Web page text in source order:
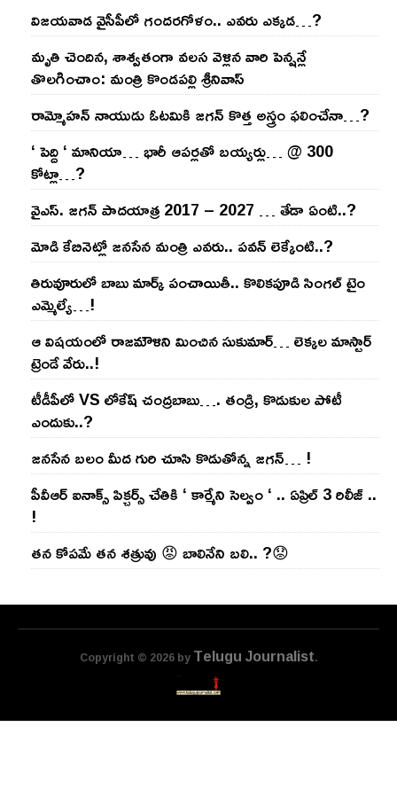
విజ‌య‌వాడ వైసీపీలో గంద‌ర‌గోళం.. ఎవ‌రు ఎక్క‌డ‌…?
మృతి చెందిన, శాశ్వతంగా వలస వెళ్లిన వారి పెన్ష‌న్లే
తొల‌గించాం: మంత్రి కొండపల్లి శ్రీనివాస్
రామ్మోహ‌న్ నాయుడు ఓట‌మికి జ‌గ‌న్ కొత్త అస్త్రం ఫ‌లించేనా…?
‘ పెద్ది ‘ మానియా… భారీ ఆప‌ర్ల‌తో బ‌య్య‌ర్లు… @ 300
కోట్లా…?
వైఎస్‌. జ‌గ‌న్ పాద‌యాత్ర 2017 – 2027 … తేడా ఏంటి..?
మోడి కేబినెట్లో జ‌నసేన మంత్రి ఎవ‌రు.. ప‌వ‌న్ లెక్కేంటి..?
తిరువూరులో బాబు మార్క్ పంచాయితీ.. కొలిక‌పూడి సింగ‌ల్ టైం
ఎమ్మెల్యే…!
ఆ విష‌యంలో రాజ‌మౌళిని మించిన సుకుమార్‌… లెక్క‌ల మాస్టార్
ట్రెండే వేరు..!
టీడీపీలో VS లోకేష్ చంద్ర‌బాబు…. తండ్రి, కొడుకుల పోటీ
ఎందుకు..?
జ‌న‌సేన బ‌లం మీద గురి చూసి కొడుతోన్న జ‌గ‌న్‌… !
పీవీఆర్ ఐనాక్స్ పిక్చర్స్ చేతికి ‘ కార్మేని సెల్వం ‘ .. ఏప్రిల్ 3 రిలీజ్ ..
!
తన కోపమే తన శత్రువు 😡 బాలినేని బలి.. ?😟
Copyright © 2026 byTelugu Journalist.